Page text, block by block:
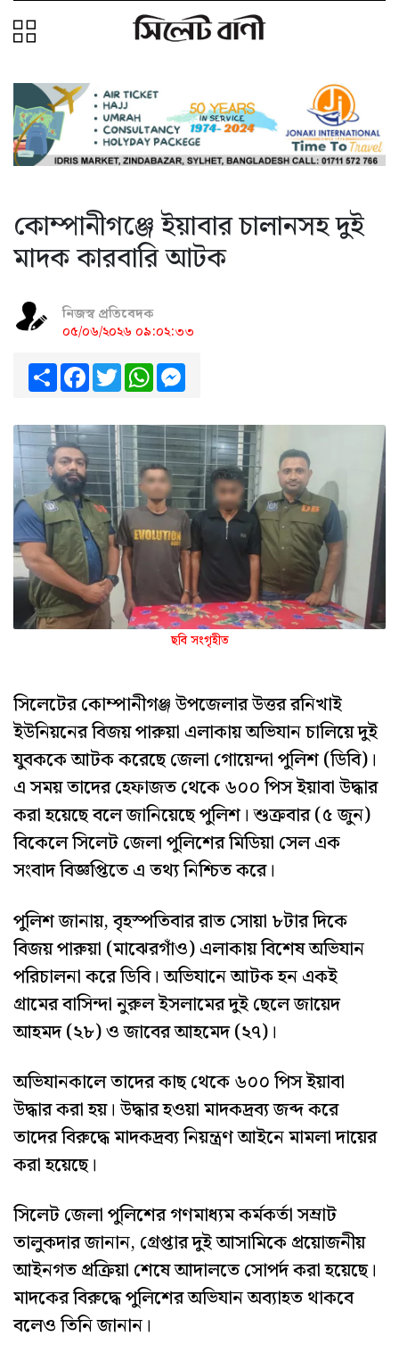
কোম্পানীগঞ্জে ইয়াবার চালানসহ দুই
মাদক কারবারি আটক
নিজস্ব প্রতিবেদক
০৫/০৬/২০২৬ ০৯:০২:৩৩
ShareFacebook
TwitterWhatsApp
ছবি সংগৃহীত
সিলেটের কোম্পানীগঞ্জ উপজেলার উত্তর রনিখাই
ইউনিয়নের বিজয় পারুয়া এলাকায় অভিযান চালিয়ে দুই
যুবককে আটক করেছে জেলা গোয়েন্দা পুলিশ (ডিবি)।
এ সময় তাদের হেফাজত থেকে ৬০০ পিস ইয়াবা উদ্ধার
করা হয়েছে বলে জানিয়েছে পুলিশ। শুক্রবার (৫ জুন)
বিকেলে সিলেট জেলা পুলিশের মিডিয়া সেল এক
সংবাদ বিজ্ঞপ্তিতে এ তথ্য নিশ্চিত করে।
পুলিশ জানায়, বৃহস্পতিবার রাত সোয়া ৮টার দিকে
বিজয় পারুয়া (মাঝেরগাঁও) এলাকায় বিশেষ অভিযান
পরিচালনা করে ডিবি। অভিযানে আটক হন একই
গ্রামের বাসিন্দা নুরুল ইসলামের দুই ছেলে জায়েদ
আহমদ (২৮) ও জাবের আহমেদ (২৭)।
অভিযানকালে তাদের কাছ থেকে ৬০০ পিস ইয়াবা
উদ্ধার করা হয়। উদ্ধার হওয়া মাদকদ্রব্য জব্দ করে
তাদের বিরুদ্ধে মাদকদ্রব্য নিয়ন্ত্রণ আইনে মামলা দায়ের
করা হয়েছে।
সিলেট জেলা পুলিশের গণমাধ্যম কর্মকর্তা সম্রাট
তালুকদার জানান, গ্রেপ্তার দুই আসামিকে প্রয়োজনীয়
আইনগত প্রক্রিয়া শেষে আদালতে সোপর্দ করা হয়েছে।
মাদকের বিরুদ্ধে পুলিশের অভিযান অব্যাহত থাকবে
বলেও তিনি জানান।